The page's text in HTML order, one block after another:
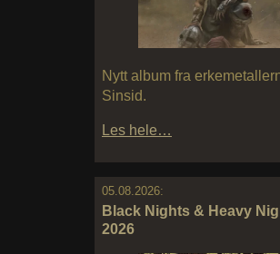
Nytt album fra
Sinsid.
Les hele…
05.08.2026:
Black Nights & Heavy
2026